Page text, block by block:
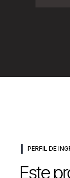
PERFIL DE
Este